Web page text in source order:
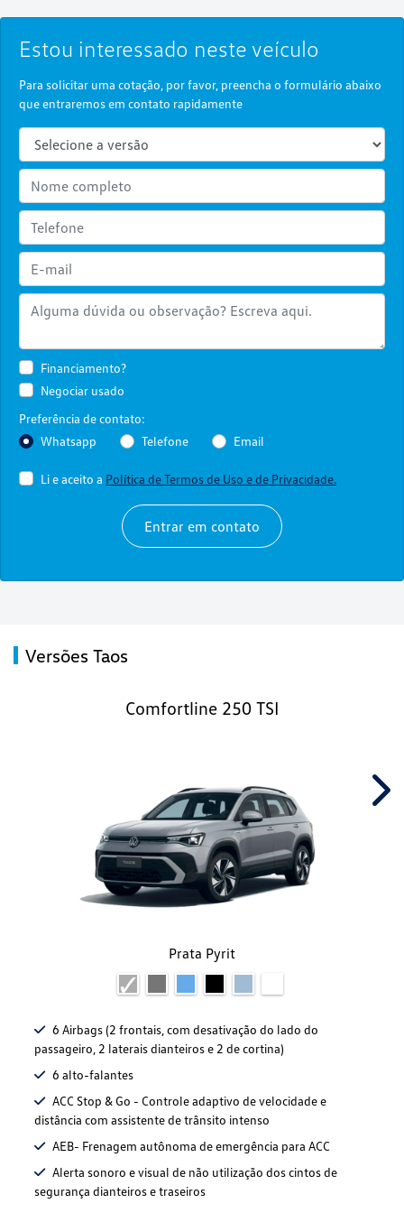
Estou interessado neste veículo
Para solicitar uma cotação, por favor, preencha o formulário abaixo
que entraremos em contato rapidamente
Financiamento?
Negociar usado
Preferência de contato:
Whatsapp
Telefone Email
Li e aceito a Política de Termos de Uso e de Privacidade.
Entrar em contato
Versões Taos
Comfortline 250 TSI
Prata Pyrit
6 Airbags (2 frontais, com desativação do lado do
passageiro, 2 laterais dianteiros e 2 de cortina)
6 alto-falantes
ACC Stop & Go - Controle adaptivo de velocidade e
distância com assistente de trânsito intenso
AEB- Frenagem autônoma de emergência para ACC
Alerta sonoro e visual de não utilização dos cintos de
segurança dianteiros e traseiros